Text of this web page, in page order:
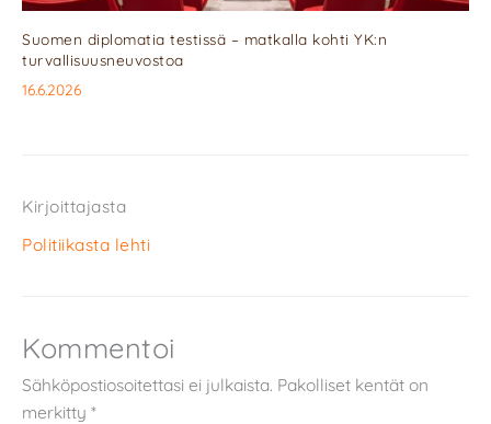
Suomen diplomatia testissä – matkalla kohti YK:n
turvallisuusneuvostoa
16.6.2026
Kirjoittajasta
Politiikasta lehti
Kommentoi
Sähköpostiosoitettasi ei julkaista. Pakolliset kentät on
merkitty *